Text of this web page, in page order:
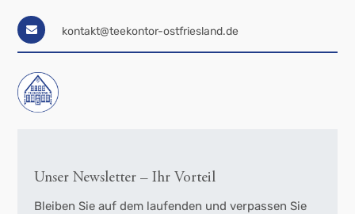
kontakt@teekontor-ostfriesland.de
Unser Newsletter – Ihr Vorteil
Bleiben Sie auf dem laufenden und verpassen Sie